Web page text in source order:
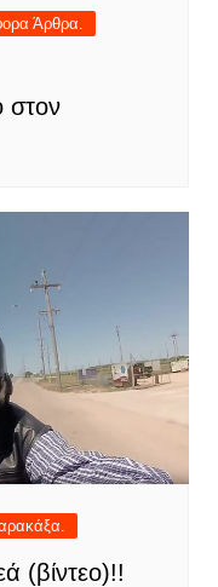
Άρθρα.
στον
(βίντεο)!!